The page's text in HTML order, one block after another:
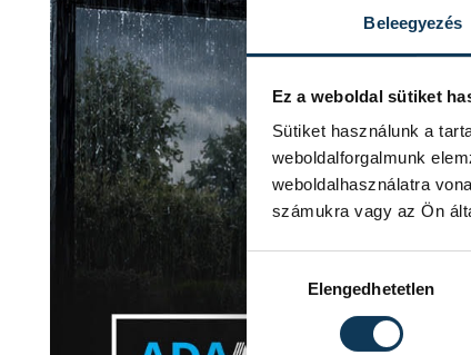
Beleegyezés
Ez a weboldal sütiket
Sütiket használunk a
weboldalforgalmunk
weboldalhasználatra
számukra vagy az Ön
Elengedhetetlen